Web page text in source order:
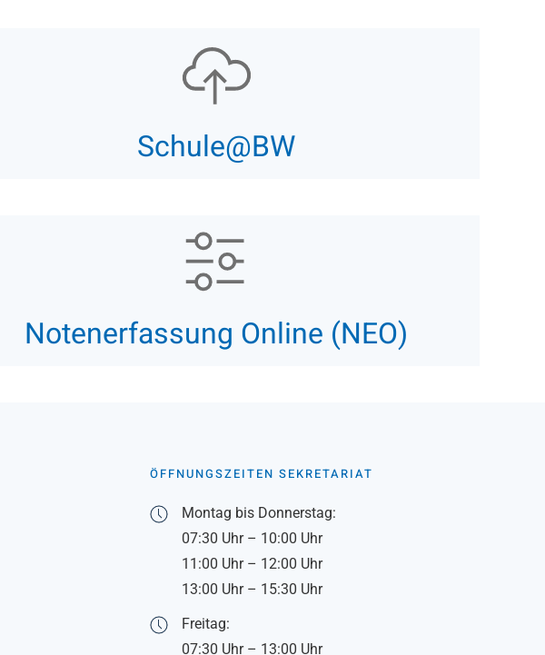
Schule@BW
Notenerfassung Online (NEO)
ÖFFNUNGSZEITEN SEKRETARIAT
Montag bis Donnerstag:
07:30 Uhr – 10:00 Uhr
11:00 Uhr – 12:00 Uhr
13:00 Uhr – 15:30 Uhr
Freitag:
07:30 Uhr – 13:00 Uhr